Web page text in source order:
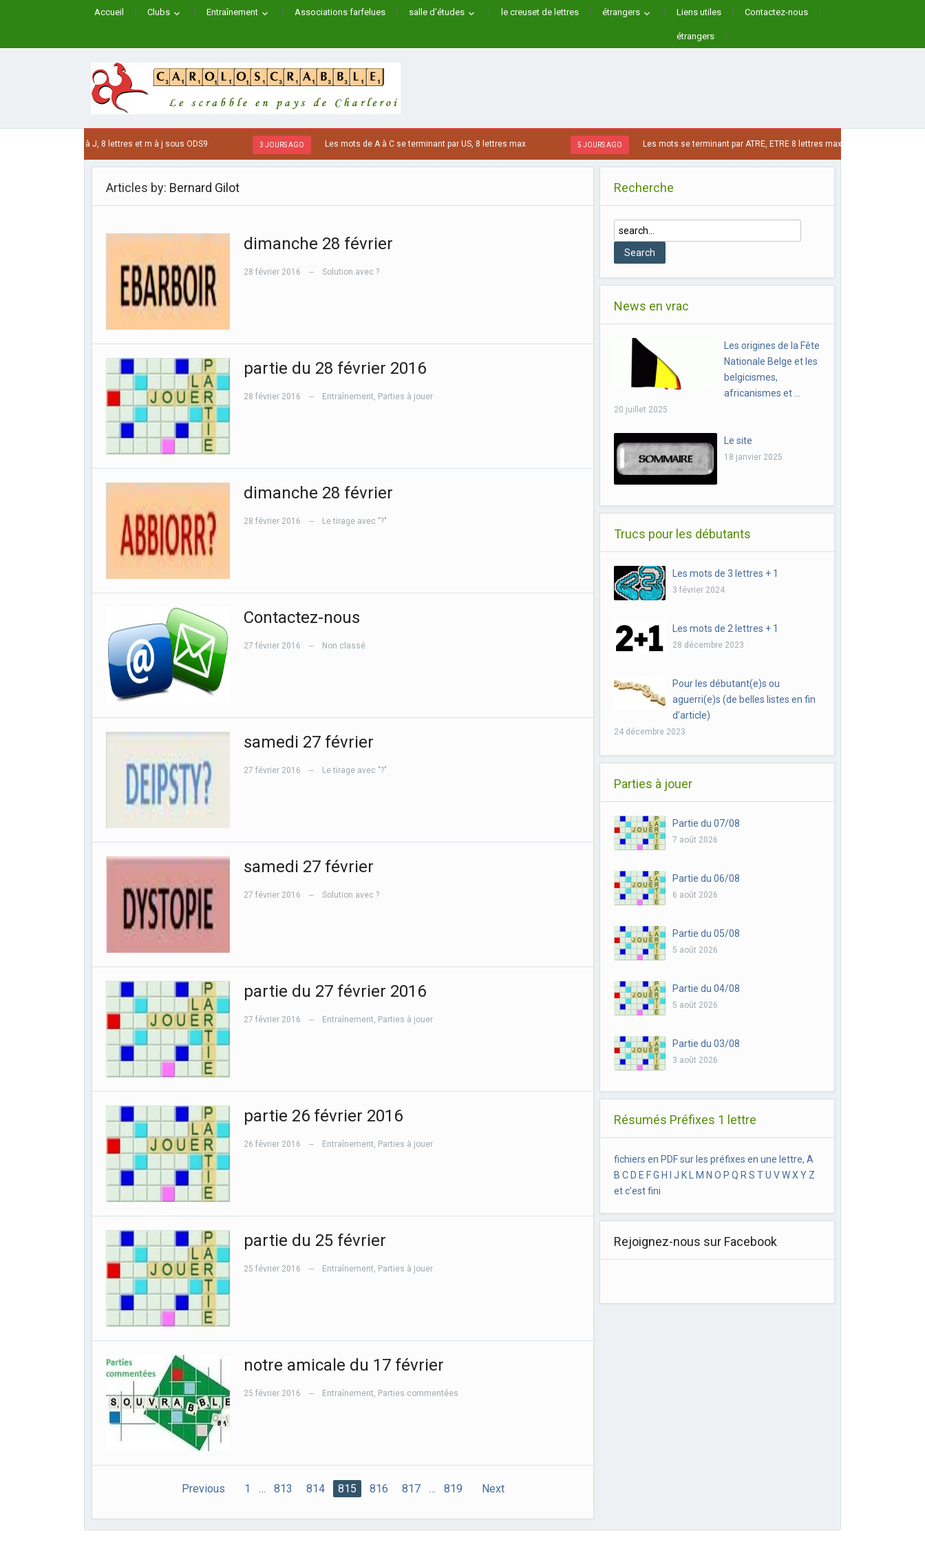
Accueil Clubs Entraînement Associations farfelues salle d’études le creuset de lettres étrangers Liens utiles Contactez-nous
étrangers
de A à J, 8 lettres et m à j sous ODS9 3 JOURS AGO Les mots de A à C se terminant par US, 8 lettres max 5 JOURS AGO Les mots se terminant par ATRE, ETRE 8 lettres max
Articles by: Bernard Gilot
dimanche 28 février
28 février 2016 — Solution avec ?
partie du 28 février 2016
28 février 2016 — Entraînement, Parties à jouer
dimanche 28 février
28 février 2016 — Le tirage avec "?"
Contactez-nous
27 février 2016 — Non classé
samedi 27 février
27 février 2016 — Le tirage avec "?"
samedi 27 février
27 février 2016 — Solution avec ?
partie du 27 février 2016
27 février 2016 — Entraînement, Parties à jouer
partie 26 février 2016
26 février 2016 — Entraînement, Parties à jouer
partie du 25 février
25 février 2016 — Entraînement, Parties à jouer
notre amicale du 17 février
25 février 2016 — Entraînement, Parties commentées
Previous 1 … 813 814 815 816 817 … 819 Next
Recherche
News en vrac
Les origines de la Fête
Nationale Belge et les
belgicismes,
africanismes et …
20 juillet 2025
Le site
18 janvier 2025
Trucs pour les débutants
Les mots de 3 lettres + 1
3 février 2024
Les mots de 2 lettres + 1
28 décembre 2023
Pour les débutant(e)s ou
aguerri(e)s (de belles listes en fin
d’article)
24 décembre 2023
Parties à jouer
Partie du 07/08
7 août 2026
Partie du 06/08
6 août 2026
Partie du 05/08
5 août 2026
Partie du 04/08
5 août 2026
Partie du 03/08
3 août 2026
Résumés Préfixes 1 lettre
fichiers en PDF sur les préfixes en une lettre, A
B C D E F G H I J K L M N O P Q R S T U V W X Y Z
et c’est fini
Rejoignez-nous sur Facebook